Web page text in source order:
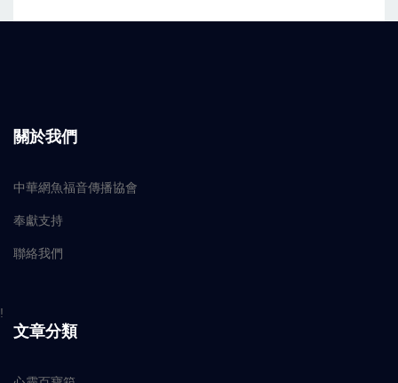
關於我們
中華網魚福音傳播協會
奉獻支持
聯絡我們
!
文章分類